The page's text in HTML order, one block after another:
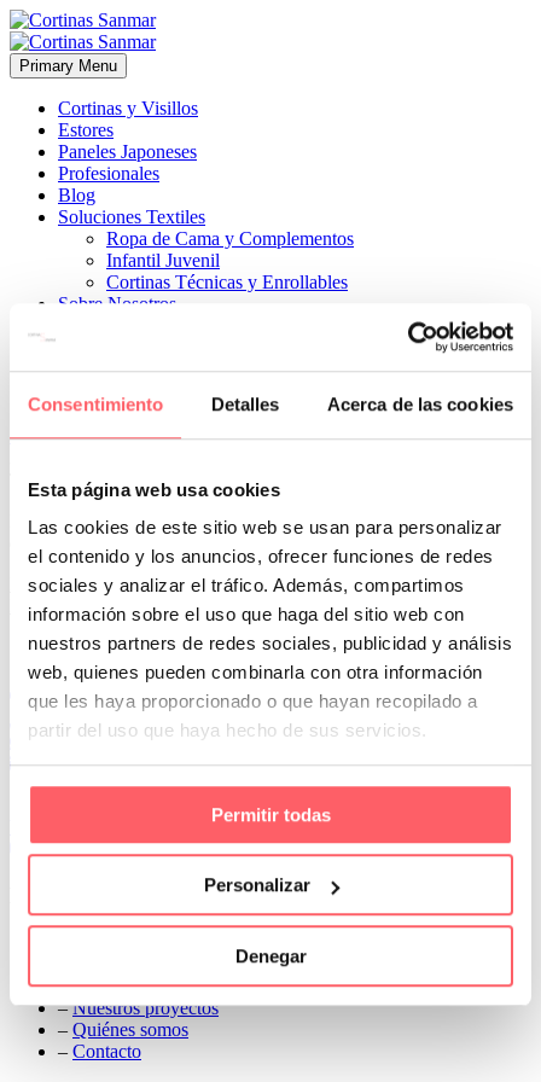
Consentimiento Detalles Acerca de las cookies
Esta página web usa cookies
Las cookies de este sitio web se usan para personalizar
el contenido y los anuncios, ofrecer funciones de redes
sociales y analizar el tráfico. Además, compartimos
información sobre el uso que haga del sitio web con
nuestros partners de redes sociales, publicidad y análisis
web, quienes pueden combinarla con otra información
que les haya proporcionado o que hayan recopilado a
partir del uso que haya hecho de sus servicios.
Permitir todas
Personalizar
Denegar
Primary Menu
Cortinas y Visillos
Estores
Paneles Japoneses
Profesionales
Blog
Soluciones Textiles
Ropa de Cama y Complementos
Infantil Juvenil
Cortinas Técnicas y Enrollables
Sobre Nosotros
¿Cómo Trabajamos?
 
TÉCNICO
0
La combinación perfecta para un salón y una cocina en el mismo
Prev
Next
Conoce Cortinas Sanmar
c/ Madrid nº 87 Local 1 y 5 28970 Madrid
91 498 08 97
699 241 888
info@cortinassanmar.es
Qué y cómo lo hacemos
–Preguntas frecuentes
–Nuestros proyectos
– Quiénes somos
– Contacto